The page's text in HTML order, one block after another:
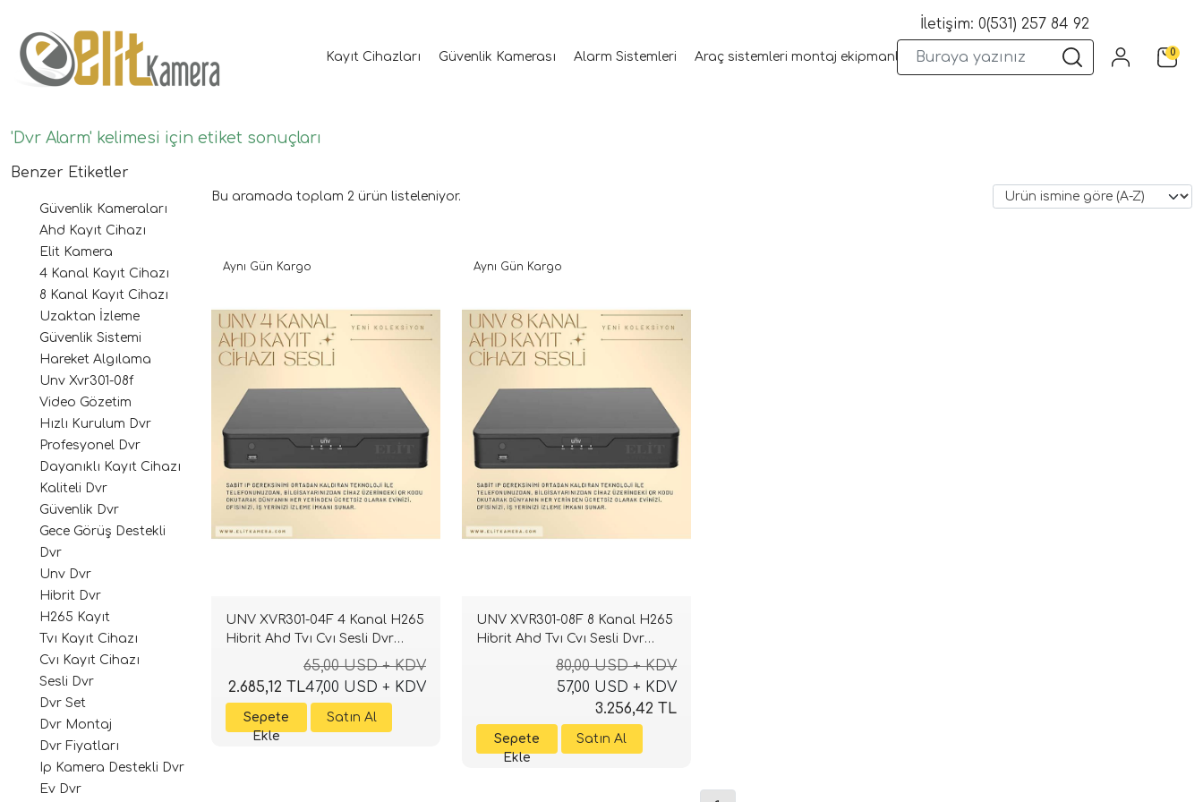
Kayıt Cihazları Güvenlik Kamerası Alarm Sistemleri Araç sistemleri montaj ekipmanları Wifi Kameralar Yangın Sistemleri
İletişim: 0(531) 257 84 92
0
'Dvr Alarm' kelimesi için etiket sonuçları
Benzer Etiketler
Güvenlik Kameraları
Ahd Kayıt Cihazı
Elit Kamera
4 Kanal Kayıt Cihazı
8 Kanal Kayıt Cihazı
Uzaktan İzleme
Güvenlik Sistemi
Hareket Algılama
Unv Xvr301-08f
Video Gözetim
Hızlı Kurulum Dvr
Profesyonel Dvr
Dayanıklı Kayıt Cihazı
Kaliteli Dvr
Güvenlik Dvr
Gece Görüş Destekli
Dvr
Unv Dvr
Hibrit Dvr
H265 Kayıt
Tvı Kayıt Cihazı
Cvı Kayıt Cihazı
Sesli Dvr
Dvr Set
Dvr Montaj
Dvr Fiyatları
Ip Kamera Destekli Dvr
Ev Dvr
Bu aramada toplam 2 ürün listeleniyor.
UNV XVR301-04F 4 Kanal H265
Hibrit Ahd Tvı Cvı Sesli Dvr
65,00 USD + KDV
47,00 USD + KDV
2.685,12 TL
Aynı Gün Kargo
UNV XVR301-08F 8 Kanal H265
Hibrit Ahd Tvı Cvı Sesli Dvr
80,00 USD + KDV
57,00 USD + KDV
3.256,42 TL
Aynı Gün Kargo